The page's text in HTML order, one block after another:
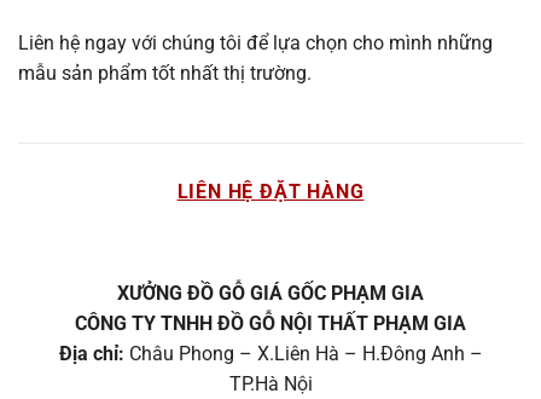
Liên hệ ngay với chúng tôi để lựa chọn cho mình những
mẫu sản phẩm tốt nhất thị trường.
LIÊN HỆ ĐẶT HÀNG
XƯỞNG ĐỒ GỖ GIÁ GỐC PHẠM GIA
CÔNG TY TNHH ĐỒ GỖ NỘI THẤT PHẠM GIA
Địa chỉ: Châu Phong – X.Liên Hà – H.Đông Anh –
TP.Hà Nội